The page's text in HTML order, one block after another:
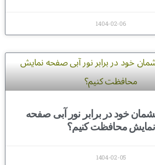
1404-02-06
خود در برابر نور آبی صفحه
نمایش محافظت کنیم؟
1404-02-05